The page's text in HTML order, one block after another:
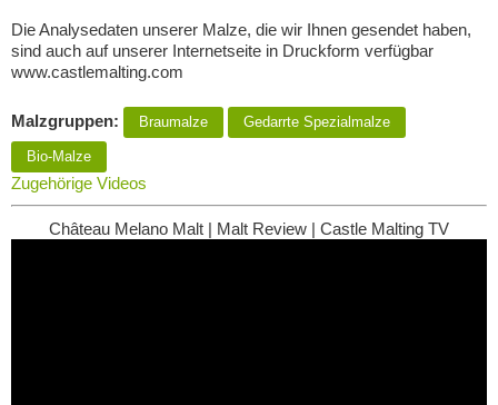
Die Analysedaten unserer Malze, die wir Ihnen gesendet haben,
sind auch auf unserer Internetseite in Druckform verfügbar
www.castlemalting.com
Malzgruppen: Braumalze Gedarrte Spezialmalze
Bio-Malze
Zugehörige Videos
Château Melano Malt | Malt Review | Castle Malting TV